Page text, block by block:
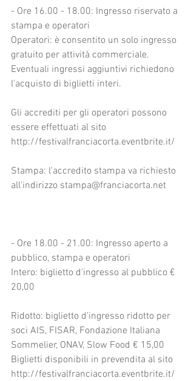
- Ore 16.00 - 18.00: Ingresso riservato a
stampa e operatori
Operatori: è consentito un solo ingresso
gratuito per attività commerciale.
Eventuali ingressi aggiuntivi richiedono
l'acquisto di biglietti interi.
Gli accrediti per gli operatori possono
essere effettuati al sito
http://festivalfranciacorta.eventbrite.it/
Stampa: l'accredito stampa va richiesto
all'indirizzo stampa@franciacorta.net
- Ore 18.00 - 21.00: Ingresso aperto a
pubblico, stampa e operatori
Intero: biglietto d'ingresso al pubblico €
20,00
Ridotto: biglietto d'ingresso ridotto per
soci AIS, FISAR, Fondazione Italiana
Sommelier, ONAV, Slow Food € 15,00
Biglietti disponibili in prevendita al sito
http://festivalfranciacorta.eventbrite.it/